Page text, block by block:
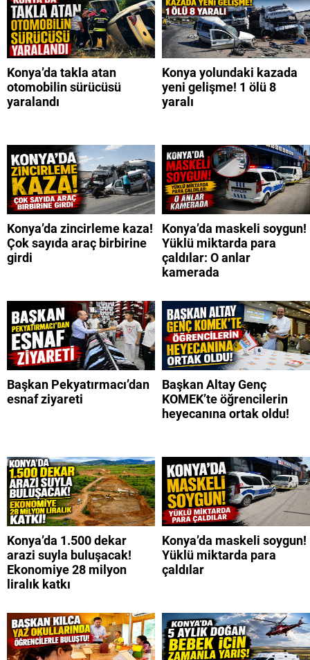
Konya’da takla atan
otomobilin sürücüsü
yaralandı
Konya yolundaki kazada
yeni gelişme! 1 ölü 8
yaralı
Konya’da zincirleme kaza!
Çok sayıda araç birbirine
girdi
Konya’da maskeli soygun!
Yüklü miktarda para
çaldılar: O anlar
kamerada
Başkan Pekyatırmacı’dan
esnaf ziyareti
Başkan Altay Genç
KOMEK’te öğrencilerin
heyecanına ortak oldu!
Konya’da 1.500 dekar
arazi suyla buluşacak!
Ekonomiye 28 milyon
liralık katkı
Konya’da maskeli soygun!
Yüklü miktarda para
çaldılar